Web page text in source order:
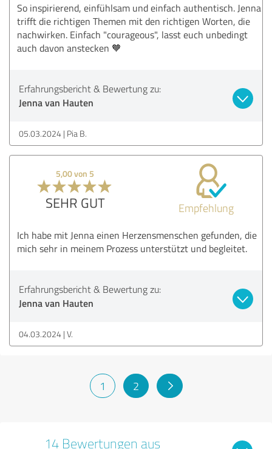
So inspirierend, einfühlsam und einfach authentisch. Jenna
trifft die richtigen Themen mit den richtigen Worten, die
nachwirken. Einfach "courageous", lasst euch unbedingt
auch davon anstecken 🧡
Erfahrungsbericht & Bewertung zu:
Jenna van Hauten
05.03.2024 Pia B.
5,00 von 5
SEHR GUT Empfehlung
Ich habe mit Jenna einen Herzensmenschen gefunden, die
mich sehr in meinem Prozess unterstützt und begleitet.
Erfahrungsbericht & Bewertung zu:
Jenna van Hauten
04.03.2024 V.
1 2
14 Bewertungen aus